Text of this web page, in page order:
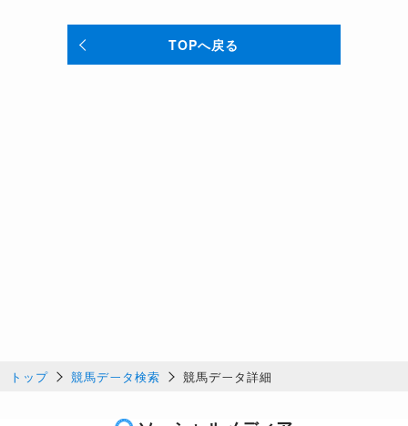
TOPへ戻る
トップ 競馬データ検索 競馬データ詳細